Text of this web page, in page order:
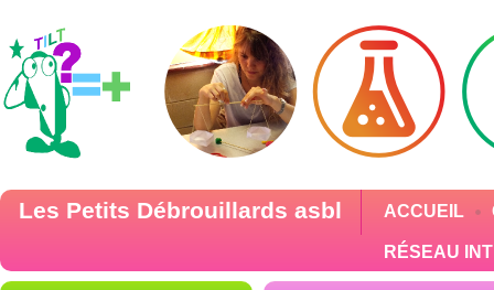
Les Petits Débrouillards asbl ACCUEIL
RÉSEAU